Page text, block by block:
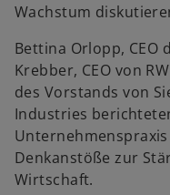
Wachstum
Bettina Orlopp, CEO
Krebber, CEO von
des Vorstands von
Industries
Denkanstöße zur
Wirtschaft.